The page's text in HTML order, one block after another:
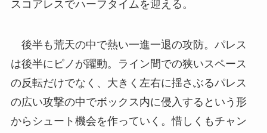
スコアレスでハーフタイムを迎える。
後半も荒天の中で熱い一進一退の攻防。パレス
は後半にピノが躍動。ライン間での狭いスペース
の反転だけでなく、大きく左右に揺さぶるパレス
の広い攻撃の中でボックス内に侵入するという形
からシュート機会を作っていく。惜しくもチャン